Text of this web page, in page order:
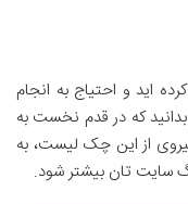
اید و احتیاج به انجام
که در قدم نخست به
از این چک لیست، به
سایت تان بیشتر شود.